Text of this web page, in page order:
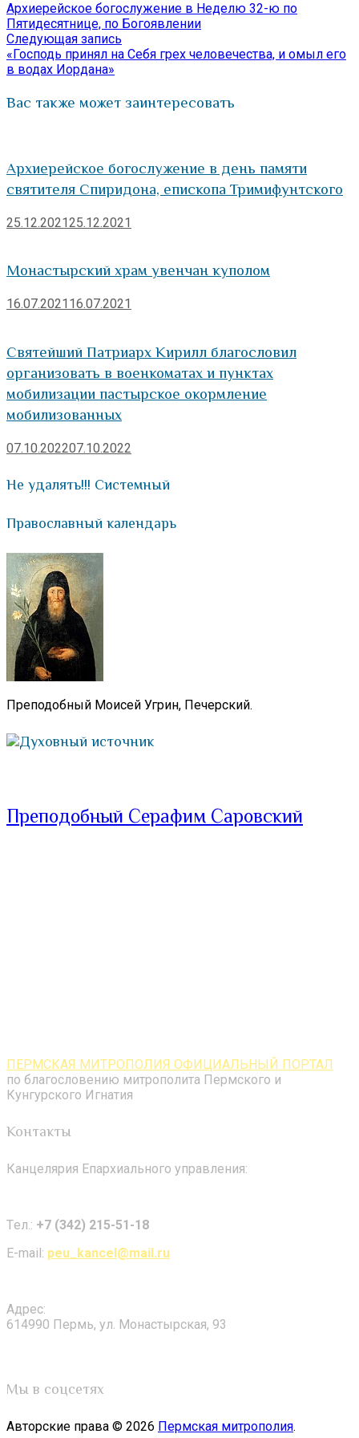
по
записям
запись:
Архиерейское богослужение в Неделю 32-ю по
Пятидесятнице, по Богоявлении
Следующая запись
запись:
«Господь принял на Себя грех человечества, и омыл его
в водах Иордана»
Вас также может заинтересовать
Архиерейское богослужение в день памяти
святителя Спиридона, епископа Тримифунтского
25.12.202125.12.2021
Монастырский храм увенчан куполом
16.07.2021 16.07.2021
Святейший Патриарх Кирилл благословил
организовать в военкоматах и пунктах
мобилизации пастырское окормление
мобилизованных
07.10.202207.10.2022
Не удалять!!! Системный
Православный календарь
Преподобный Моисей Угрин, Печерский.
Духовный источник
Преподобный Серафим Саровский
ПЕРМСКАЯ МИТРОПОЛИЯ ОФИЦИАЛЬНЫЙ ПОРТАЛ
по благословению митрополита Пермского и
Кунгурского Игнатия
Контакты
Канцелярия Епархиального управления:
Tел.: +7 (342) 215-51-18
E-mail: peu_kancel@mail.ru
Адрес:
614990 Пермь, ул. Монастырская, 93
Мы в соцсетях
Авторские права © 2026 Пермская митрополия.